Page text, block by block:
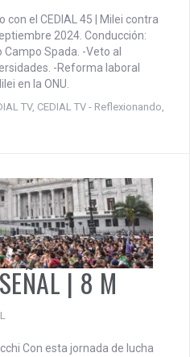
con el CEDIAL 45 | Milei contra
2024. Conducción:
Campo Spada. -Veto al
-Reforma laboral
en la ONU.
TV, CEDIAL TV - Reflexionando
| 8 M
Con esta jornada de lucha